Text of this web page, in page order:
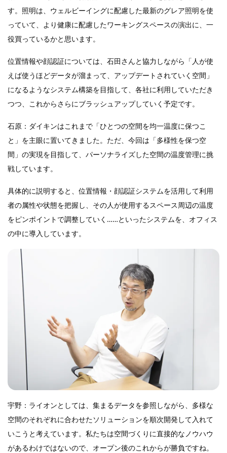
す。照明は、ウェルビーイングに配慮した最新のグレア照明を使
っていて、より健康に配慮したワーキングスペースの演出に、一
役買っているかと思います。
位置情報や顔認証については、石田さんと協力しながら「人が使
えば使うほどデータが溜まって、アップデートされていく空間」
になるようなシステム構築を目指して、各社に利用していただき
つつ、これからさらにブラッシュアップしていく予定です。
石原：ダイキンはこれまで「ひとつの空間を均一温度に保つこ
と」を主眼に置いてきました。ただ、今回は「多様性を保つ空
間」の実現を目指して、パーソナライズした空間の温度管理に挑
戦しています。
具体的に説明すると、位置情報・顔認証システムを活用して利用
者の属性や状態を把握し、その人が使用するスペース周辺の温度
をピンポイントで調整していく……といったシステムを、オフィス
の中に導入しています。
宇野：ライオンとしては、集まるデータを参照しながら、多様な
空間のそれぞれに合わせたソリューションを順次開発して入れて
いこうと考えています。私たちは空間づくりに直接的なノウハウ
があるわけではないので、オープン後のこれからが勝負ですね。